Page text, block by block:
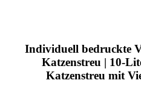
Individuell bedruckte
Katzenstreu | 10-
Katzenstreu mit